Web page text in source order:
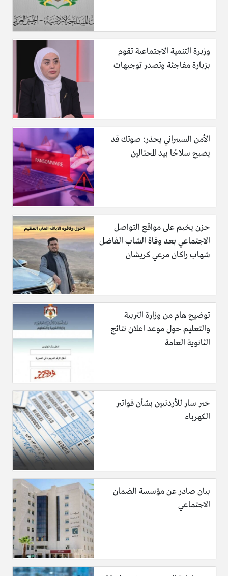
وزيرة التنمية الاجتماعية تقوم
بزيارة مفاجئة وتصدر توجيهات
الأمن السيبراني يحذر: صوتك قد
يصبح سلاحًا بيد المحتالين
حزن يخيم على مواقع التواصل
الاجتماعي بعد وفاة الشاب الفاضل
شهاب راكان مرعي كريشان
توضيح هام من وزارة التربية
والتعليم حول موعد اعلان نتائج
الثانوية العامة
خبر سار للأردنيين بشأن فواتير
الكهرباء
بيان صادر عن مؤسسة الضمان
الاجتماعي